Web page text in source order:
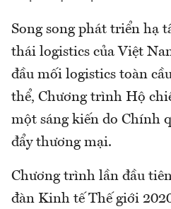
Song song phát triển hạ
thái logistics của Việt
đầu mối logistics toàn
thể, Chương trình Hộ
một sáng kiến do Chính
đẩy thương mại.
Chương trình lần đầu
đàn Kinh tế Thế giới